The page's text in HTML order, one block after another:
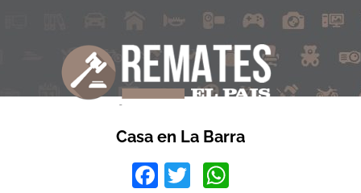
Casa en La Barra
Facebook
Twitter